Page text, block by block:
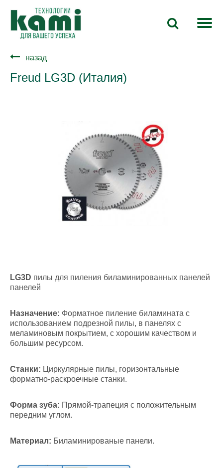
назад
Freud LG3D (Италия)
LG3D пилы для пиления биламинированных панелей
панелей
Назначение: Форматное пиление биламината с
использованием подрезной пилы, в панелях с
меламиновым покрытием, с хорошим качеством и
большим ресурсом.
Станки: Циркулярные пилы, горизонтальные
форматно-раскроечные станки.
Форма зуба: Прямой-трапеция с положительным
передним углом.
Материал: Биламинированые панели.